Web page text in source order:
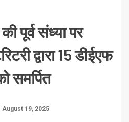
पूर्व संध्या पर
द्वारा 15 डीईएफ
समर्पित
August 19, 2025